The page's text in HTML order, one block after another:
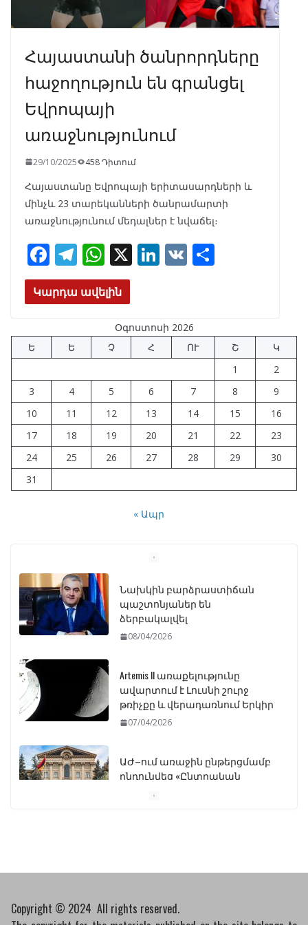
Հայաստանի ծանրորդները
հաջողություն են գրանցել
Եվրոպայի
առաջնությունում
29/10/2025 458 Դիտում
Հայաստանը Եվրոպայի երիտասարդների և
մինչև 23 տարեկանների ծանրամարտի
առաջնությունում մեդալներ է նվաճել։
F
ac
e
o
o
k
T
el
e
a
m
W
h
at
A
p
p
X Li
e
dI
n
V
Կարդա ավելին
Օգոստոսի 2026
Ե
Ե Չ Հ ՈՒ Շ
Կ
1
2
3
4 5 6 7 8
9
10
11 12 13 14 15
16
17
18 19 20 21 22
23
24
25 26 27 28 29
30
31
« Ապր
Նախկին բարձրաստիճան
պաշտոնյաներ են
ձերբակալվել
08/04/2026
Artemis II առաքելությունը
ավարտում է Լուսնի շուրջ
թռիչքը և վերադառնում Երկիր
07/04/2026
ԱԺ–ում առաջին ընթերցմամբ
ընդունվեց «Ընտրական
կբողոքարկի Գարեգին
սահմանափակման
վերացման որոշումը
Copyright © 2024 All rights reserved.